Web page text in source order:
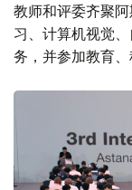
教师和评委齐聚
习、计算机视觉
务，并参加教育、